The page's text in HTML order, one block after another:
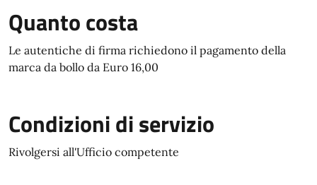
Quanto costa
Le autentiche di firma richiedono il pagamento della
marca da bollo da Euro 16,00
Condizioni di servizio
Rivolgersi all'Ufficio competente